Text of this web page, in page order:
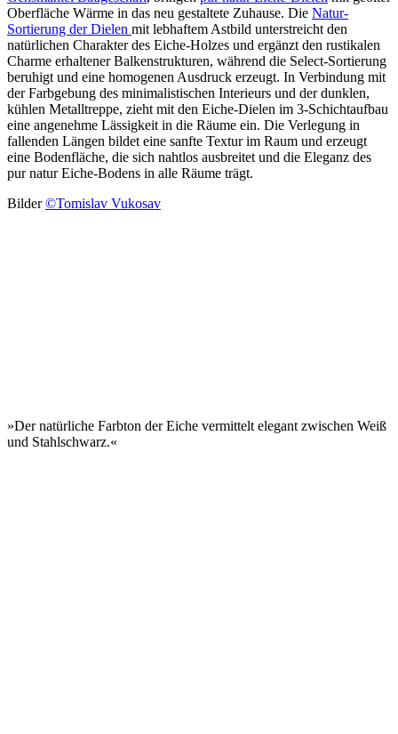
Oberfläche Wärme in das neu gestaltete Zuhause. Die Natur-
Sortierung der Dielen mit lebhaftem Astbild unterstreicht den
natürlichen Charakter des Eiche-Holzes und ergänzt den rustikalen
Charme erhaltener Balkenstrukturen, während die Select-Sortierung
beruhigt und eine homogenen Ausdruck erzeugt. In Verbindung mit
der Farbgebung des minimalistischen Interieurs und der dunklen,
kühlen Metalltreppe, zieht mit den Eiche-Dielen im 3-Schichtaufbau
eine angenehme Lässigkeit in die Räume ein. Die Verlegung in
fallenden Längen bildet eine sanfte Textur im Raum und erzeugt
eine Bodenfläche, die sich nahtlos ausbreitet und die Eleganz des
pur natur Eiche-Bodens in alle Räume trägt.
Bilder©Tomislav Vukosav
»Der natürliche Farbton der Eiche vermittelt elegant zwischen Weiß
und Stahlschwarz.«